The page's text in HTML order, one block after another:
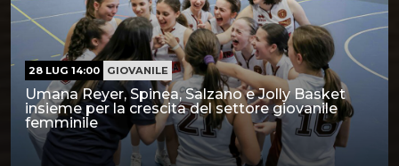
Umana Reyer, Spinea, Salzano e Jolly Basket
insieme per la crescita del settore giovanile
femminile
28 LUG 14:00 GIOVANILE